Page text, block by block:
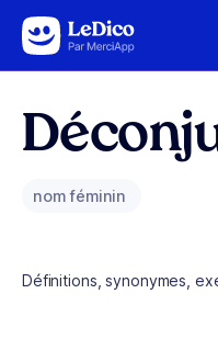
Aller au contenu
nom féminin
Définitions, synonymes,